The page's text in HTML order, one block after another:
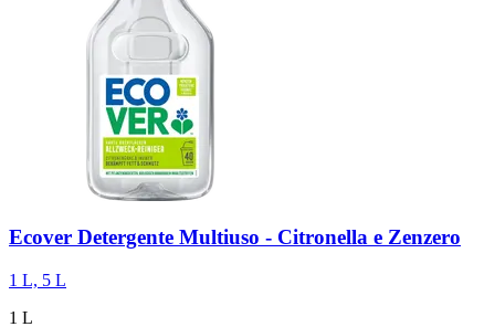
Ecover Detergente Multiuso -​ Citronella e Zenzero
1 L, 5 L
1 L